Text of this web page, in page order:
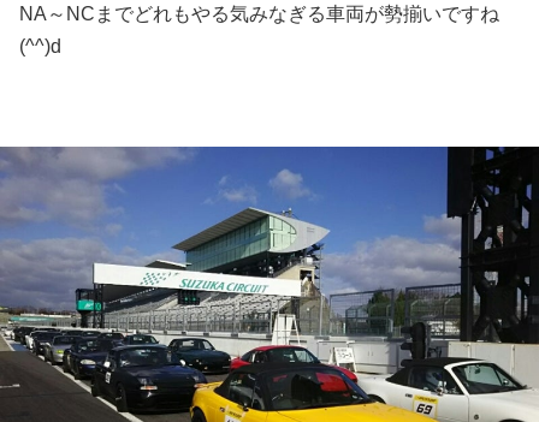
NA～NCまでどれもやる気みなぎる車両が勢揃いですね
(^^)d